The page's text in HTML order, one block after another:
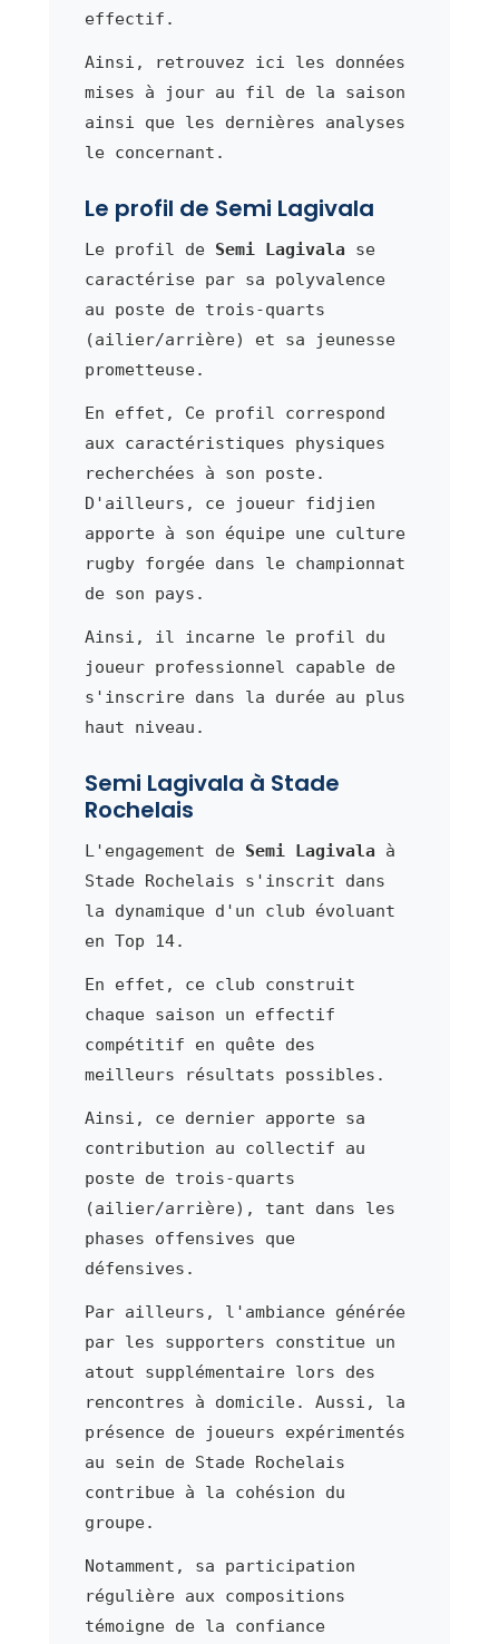
effectif.
Ainsi, retrouvez ici les données
mises à jour au fil de la saison
ainsi que les dernières analyses
le concernant.
Le profil de Semi Lagivala
Le profil de Semi Lagivala se
caractérise par sa polyvalence
au poste de trois-quarts
(ailier/arrière) et sa jeunesse
prometteuse.
En effet, Ce profil correspond
aux caractéristiques physiques
recherchées à son poste.
D'ailleurs, ce joueur fidjien
apporte à son équipe une culture
rugby forgée dans le championnat
de son pays.
Ainsi, il incarne le profil du
joueur professionnel capable de
s'inscrire dans la durée au plus
haut niveau.
Semi Lagivala à Stade
Rochelais
L'engagement de Semi Lagivala à
Stade Rochelais s'inscrit dans
la dynamique d'un club évoluant
en Top 14.
En effet, ce club construit
chaque saison un effectif
compétitif en quête des
meilleurs résultats possibles.
Ainsi, ce dernier apporte sa
contribution au collectif au
poste de trois-quarts
(ailier/arrière), tant dans les
phases offensives que
défensives.
Par ailleurs, l'ambiance générée
par les supporters constitue un
atout supplémentaire lors des
rencontres à domicile. Aussi, la
présence de joueurs expérimentés
au sein de Stade Rochelais
contribue à la cohésion du
groupe.
Notamment, sa participation
régulière aux compositions
témoigne de la confiance